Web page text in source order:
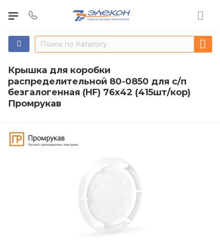
Крышка для коробки
распределительной 80-0850 для с/п
безгалогенная (HF) 76х42 (415шт/кор)
Промрукав